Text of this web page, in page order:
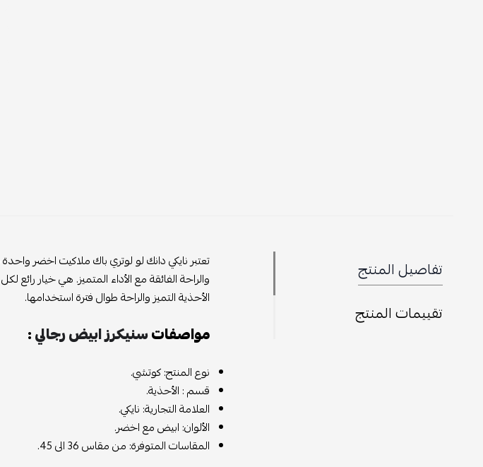
تفاصيل المنتج
تقييمات المنتج
تعتبر نايكي دانك لو لوتري باك ملاكيت اخضر
والراحة الفائقة مع الأداء المتميز. هي خيار
الأحذية التميز والراحة طوال فترة استخدامها.
مواصفاتسنيكرز ابيض رجالي:
نوع المنتج: كوتشي.
قسم : الأحذية.
العلامة التجارية: نايكي.
الألوان: ابيض مع اخضر.
المقاسات المتوفرة: من مقاس 36 الى 45.